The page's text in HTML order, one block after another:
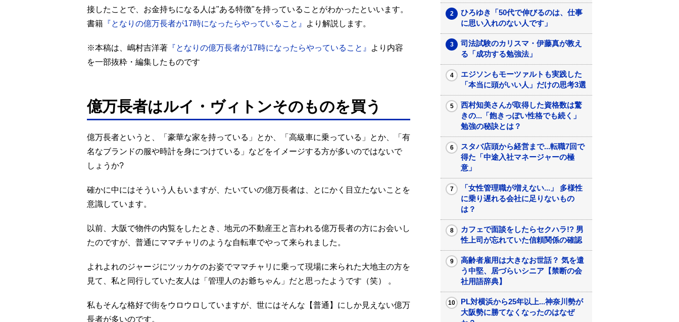
接したことで、お金持ちになる人は"ある特徴"を持っていることがわかったといいます。
書籍 『となりの億万長者が17時になったらやっていること』 より解説します。
※本稿は、嶋村吉洋著 『となりの億万長者が17時になったらやっていること』
より内容
を一部抜粋・編集したものです
億万長者はルイ・ヴィトンそのものを買う
億万長者というと、「豪華な家を持っている」とか、「高級車に乗っている」とか、「有
名なブランドの服や時計を身につけている」などをイメージする方が多いのではないで
しょうか?
確かに中にはそういう人もいますが、たいていの億万長者は、とにかく目立たないことを
意識しています。
以前、大阪で物件の内覧をしたとき、地元の不動産王と言われる億万長者の方にお会いし
たのですが、普通にママチャリのような自転車でやって来られました。
よれよれのジャージにツッカケのお姿でママチャリに乗って現場に来られた大地主の方を
見て、私と同行していた友人は「管理人のお爺ちゃん」だと思ったようです（笑） 。
私もそんな格好で街をウロウロしていますが、世にはそんな【普通】にしか見えない億万
長者が多いのです。
ひろゆき「50代で伸びるのは、仕事
に思い入れのない人です」
司法試験のカリスマ・伊藤真が教え
る「成功する勉強法」
エジソンもモーツァルトも実践した
「本当に頭がいい人」だけの思考3選
西村知美さんが取得した資格数は驚
きの...「飽きっぽい性格でも続く」
勉強の秘訣とは？
スタバ店頭から経営まで...転職7回で
得た「中途入社マネージャーの極
意」
「女性管理職が増えない...」 多様性
に乗り遅れる会社に足りないもの
は？
カフェで面談をしたらセクハラ!? 男
性上司が忘れていた信頼関係の確認
高齢者雇用は大きなお世話？ 気を遣
う中堅、居づらいシニア【禁断の会
社用語辞典】
PL対横浜から25年以上...神奈川勢が
大阪勢に勝てなくなったのはなぜ